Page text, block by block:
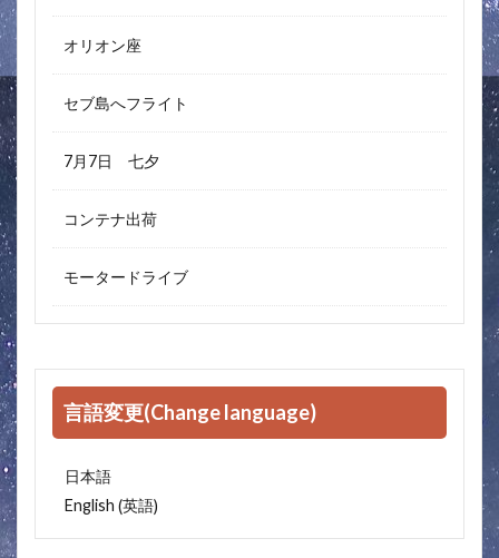
オリオン座
セブ島へフライト
7月7日 七夕
コンテナ出荷
モータードライブ
言語変更(Change language)
日本語
English (英語)